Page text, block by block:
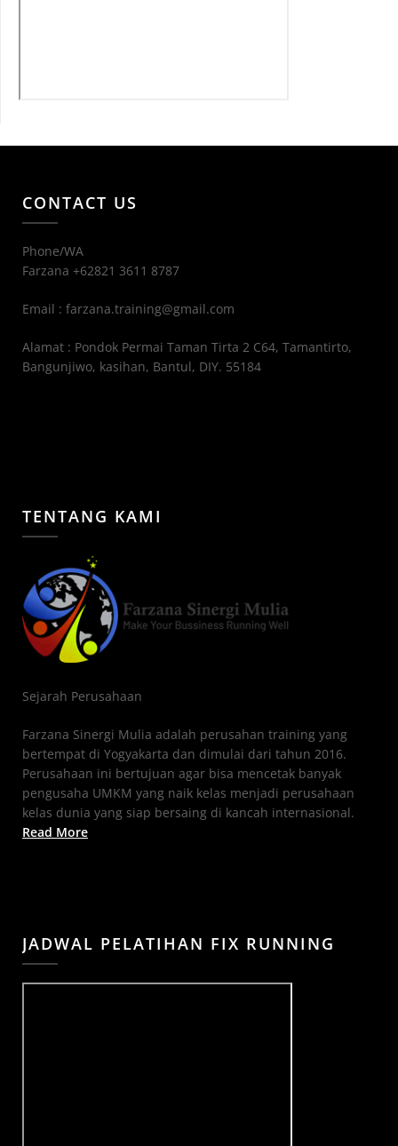
CONTACT US
Phone/WA
Farzana +62821 3611 8787
Email : farzana.training@gmail.com
Alamat : Pondok Permai Taman Tirta 2 C64, Tamantirto,
Bangunjiwo, kasihan, Bantul, DIY. 55184
TENTANG KAMI
Sejarah Perusahaan
Farzana Sinergi Mulia adalah perusahan training yang
bertempat di Yogyakarta dan dimulai dari tahun 2016.
Perusahaan ini bertujuan agar bisa mencetak banyak
pengusaha UMKM yang naik kelas menjadi perusahaan
kelas dunia yang siap bersaing di kancah internasional.
Read More
JADWAL PELATIHAN FIX RUNNING